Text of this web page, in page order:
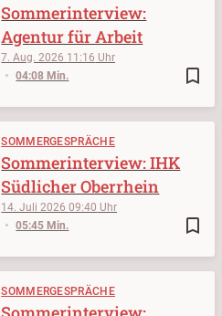
bookmark_border
7. Aug. 2026 11:16
04:08 Min.
Sommerinterview:
Agentur für Arbeit
SOMMERGESPRÄCHE
bookmark_border
14. Juli 202609:40
05:45 Min.
Sommerinterview: IHK
Südlicher Oberrhein
SOMMERGESPRÄCHE